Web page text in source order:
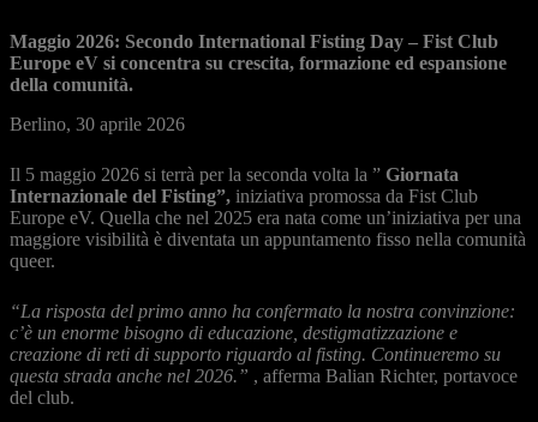
Maggio 2026: Secondo International Fisting Day – Fist Club
Europe eV si concentra su crescita, formazione ed espansione
della comunità.
Berlino, 30 aprile 2026
Il 5 maggio 2026 si terrà per la seconda volta la ” Giornata
Internazionale del Fisting”, iniziativa promossa da Fist Club
Europe eV. Quella che nel 2025 era nata come un’iniziativa per una
maggiore visibilità è diventata un appuntamento fisso nella comunità
queer.
“La risposta del primo anno ha confermato la nostra convinzione:
c’è un enorme bisogno di educazione, destigmatizzazione e
creazione di reti di supporto riguardo al fisting. Continueremo su
questa strada anche nel 2026.” , afferma Balian Richter, portavoce
del club.